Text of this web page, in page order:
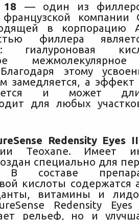
18 — один из
компании
в корпорацию
филлера
гиалуроновая
этому
замедляется, а
и может
для любых
Redensity Eyes II
Teoxane. Имеет
специально для
В составе
кислоты содержатся
витамины и
Redensity
рельеф, но и